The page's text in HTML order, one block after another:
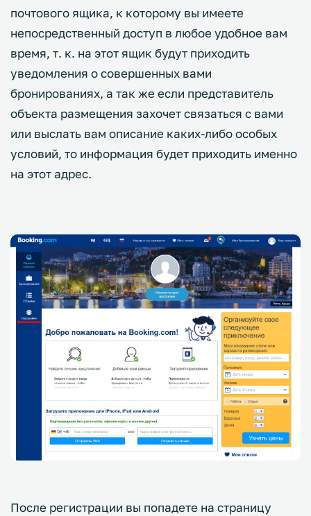
почтового ящика, к которому вы имеете
непосредственный доступ в любое удобное вам
время, т. к. на этот ящик будут приходить
уведомления о совершенных вами
бронированиях, а так же если представитель
объекта размещения захочет связаться с вами
или выслать вам описание каких-либо особых
условий, то информация будет приходить именно
на этот адрес.
После регистрации вы попадете на страницу